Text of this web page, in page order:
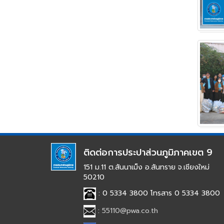
ติดต่อการประปาส่วนภูมิภาคเขต 9
151 ม.11 ต.สันนาเม็ง อ.สันทราย จ.เชียงใหม่
50210
: 0 5334 3800 โทรสาร 0 5334 3800
: 55110@pwa.co.th